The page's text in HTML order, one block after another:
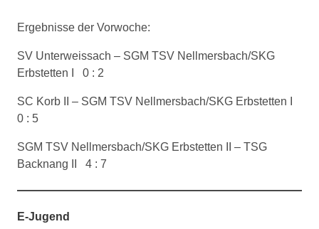
Ergebnisse der Vorwoche:
SV Unterweissach – SGM TSV Nellmersbach/SKG
Erbstetten I 0 : 2
SC Korb II – SGM TSV Nellmersbach/SKG Erbstetten I
0 : 5
SGM TSV Nellmersbach/SKG Erbstetten II – TSG
Backnang II 4 : 7
E-Jugend